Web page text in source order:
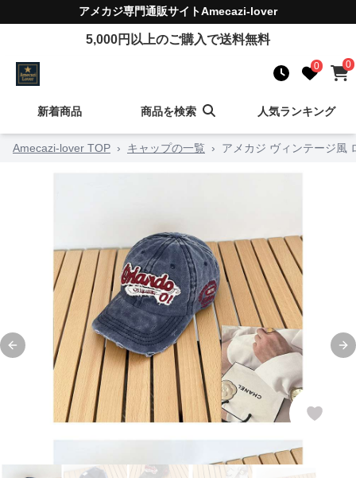
アメカジ専門通販サイトAmecazi-lover
5,000円以上のご購入で送料無料
0 0
新着商品 商品を検索 人気ランキング
Amecazi-lover TOP › キャップの一覧 › アメカジ ヴィンテージ風
Previous slide